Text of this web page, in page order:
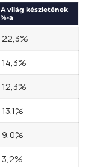
A világ készletének
%-a
22,3%
14,3%
12,3%
13,1%
9,0%
3,2%